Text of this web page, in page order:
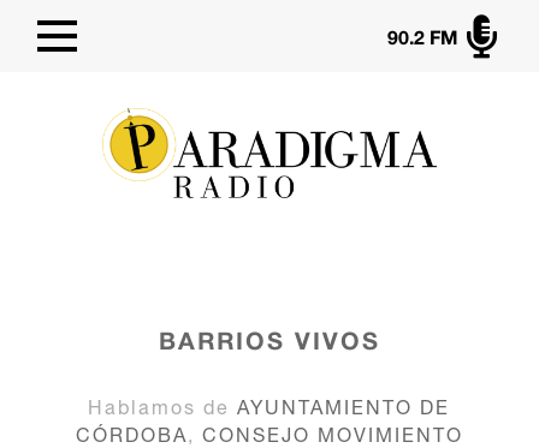

90.2 FM
BARRIOS VIVOS
Hablamos deAYUNTAMIENTO DE
CÓRDOBA, CONSEJO MOVIMIENTO